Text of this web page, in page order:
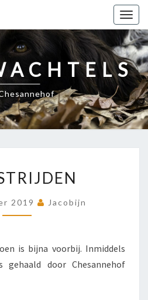
2019 Jacobijn
is bijna voorbij. Inmiddels
gehaald door Chesannehof